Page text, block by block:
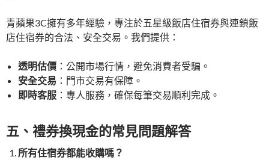
青蘋果3C擁有多年經驗，專注於五星級飯店住宿券與連鎖飯
店住宿券的合法、安全交易。我們提供：
透明估價 ：公開市場行情，避免消費者受騙。
安全交易 ：門市交易有保障。
即時客服 ：專人服務，確保每筆交易順利完成。
五、禮券換現金的常見問題解答
所有住宿券都能收購嗎？